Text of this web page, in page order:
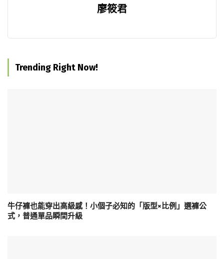
廖筱君
Trending Right Now!
牛仔褲也能穿出高級感！小個子必知的「版型×比例」選褲公
式，普通單品瞬間升級